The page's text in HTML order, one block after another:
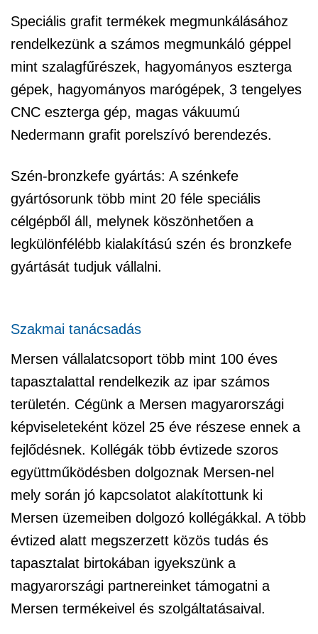
Speciális grafit termékek megmunkálásához
rendelkezünk a számos megmunkáló géppel
mint szalagfűrészek, hagyományos eszterga
gépek, hagyományos marógépek, 3 tengelyes
CNC eszterga gép, magas vákuumú
Nedermann grafit porelszívó berendezés.
Szén-bronzkefe gyártás: A szénkefe
gyártósorunk több mint 20 féle speciális
célgépből áll, melynek köszönhetően a
legkülönfélébb kialakítású szén és bronzkefe
gyártását tudjuk vállalni.
Szakmai tanácsadás
Mersen vállalatcsoport több mint 100 éves
tapasztalattal rendelkezik az ipar számos
területén. Cégünk a Mersen magyarországi
képviseleteként közel 25 éve részese ennek a
fejlődésnek. Kollégák több évtizede szoros
együttműködésben dolgoznak Mersen-nel
mely során jó kapcsolatot alakítottunk ki
Mersen üzemeiben dolgozó kollégákkal. A több
évtized alatt megszerzett közös tudás és
tapasztalat birtokában igyekszünk a
magyarországi partnereinket támogatni a
Mersen termékeivel és szolgáltatásaival.